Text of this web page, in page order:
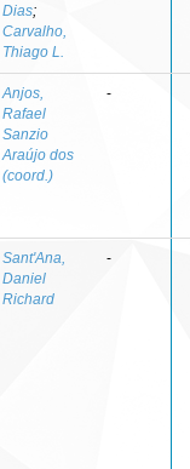
Dias;
Carvalho,
Thiago L.
Anjos,
Rafael
Sanzio
Araújo dos
(coord.)
-
Sant'Ana,
Daniel
Richard
-